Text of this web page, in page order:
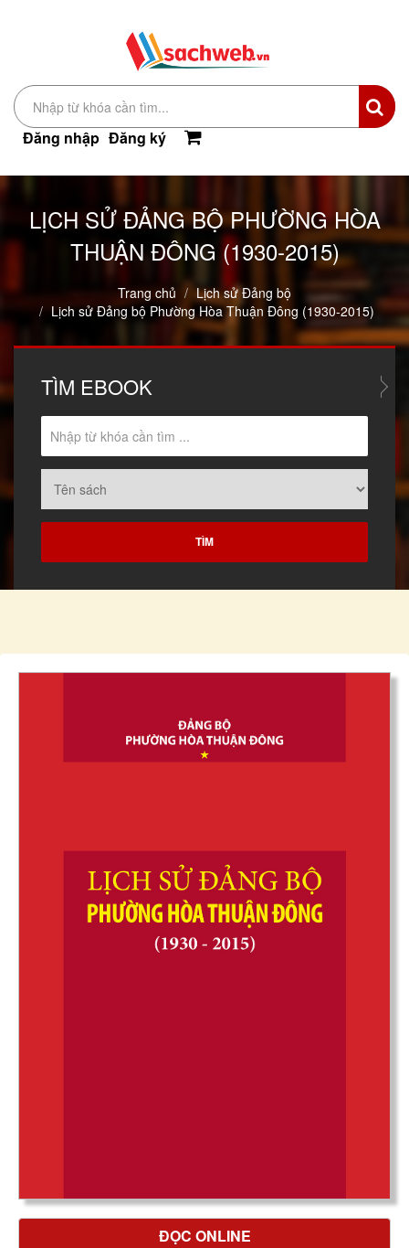
Đăng nhập Đăng ký
LỊCH SỬ ĐẢNG BỘ PHƯỜNG HÒA
THUẬN ĐÔNG (1930-2015)
Trang chủ
Lịch sử Đảng bộ
Lịch sử Đảng bộ Phường Hòa Thuận Đông (1930-2015)
TÌM EBOOK
ĐỌC ONLINE